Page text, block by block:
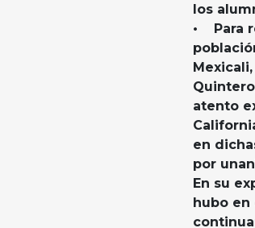
los
• Para
atento
en
por
En su
hubo